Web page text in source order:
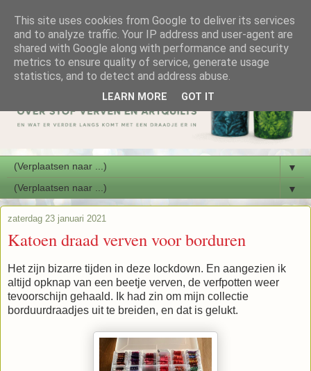
▼
▼
zaterdag 23 januari 2021
Katoen draad verven voor borduren
Het zijn bizarre tijden in deze lockdown. En aangezien ik
altijd opknap van een beetje verven, de verfpotten weer
tevoorschijn gehaald. Ik had zin om mijn collectie
borduurdraadjes uit te breiden, en dat is gelukt.
This site uses cookies from Google to deliver its services
and to analyze traffic. Your IP address and user-agent are
shared with Google along with performance and security
metrics to ensure quality of service, generate usage
statistics, and to detect and address abuse.
LEARN MORE GOT IT